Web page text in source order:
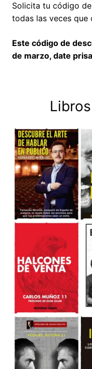
Solicita tu código
todas las veces que
Este código de
de marzo, date